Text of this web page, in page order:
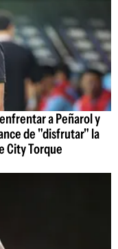
a Peñarol y
de "disfrutar" la
City Torque